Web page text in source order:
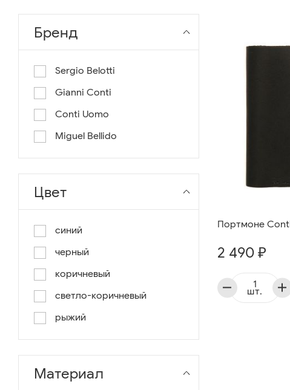
Бренд
Sergio Belotti
Gianni Conti
Conti Uomo
Miguel Bellido
Цвет
синий
черный
коричневый
светло-коричневый
рыжий
Материал
Портмоне
2 490 ₽
шт.